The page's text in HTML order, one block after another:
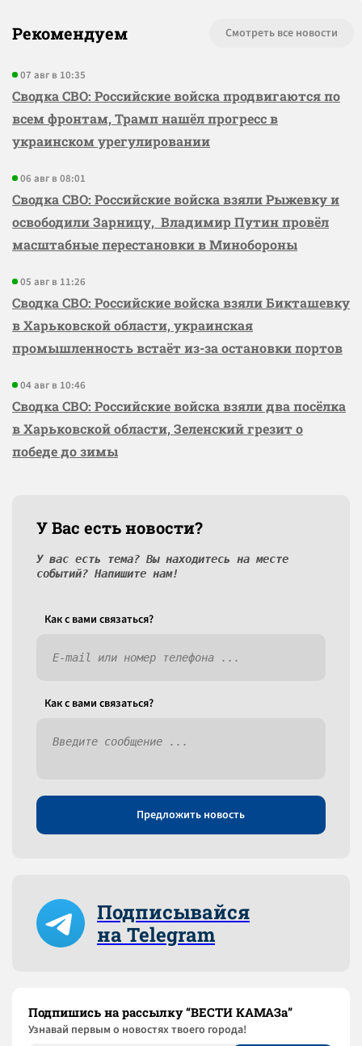
Рекомендуем Смотреть все новости
07 авг в 10:35
Сводка СВО: Российские войска продвигаются по
всем фронтам, Трамп нашёл прогресс в
украинском урегулировании
06 авг в 08:01
Сводка СВО: Российские войска взяли Рыжевку и
освободили Зарницу, Владимир Путин провёл
масштабные перестановки в Минобороны
05 авг в 11:26
Сводка СВО: Российские войска взяли Бикташевку
в Харьковской области, украинская
промышленность встаёт из-за остановки портов
04 авг в 10:46
Сводка СВО: Российские войска взяли два посёлка
в Харьковской области, Зеленский грезит о
победе до зимы
У Вас есть новости?
У вас есть тема? Вы находитесь на месте
событий? Напишите нам!
Как c вами связаться?
Как c вами связаться?
Предложить новость
Подписывайся
на Telegram
Подпишись на рассылку “ВЕСТИ КАМАЗа”
Узнaвай первым о новостях твоего города!